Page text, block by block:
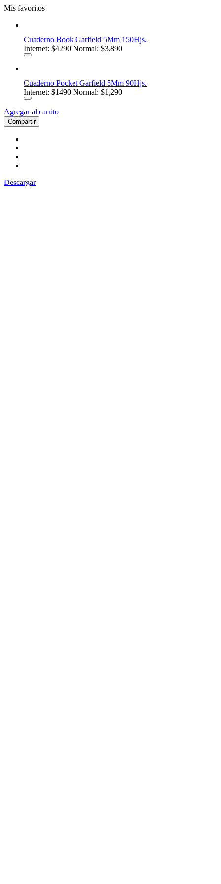
Mis favoritos
Cuaderno Book Garfield 5Mm 150Hjs.
Internet: $4290 Normal: $3,890
Cuaderno Pocket Garfield 5Mm 90Hjs.
Internet: $1490 Normal: $1,290
Agregar al carrito
Compartir
Descargar